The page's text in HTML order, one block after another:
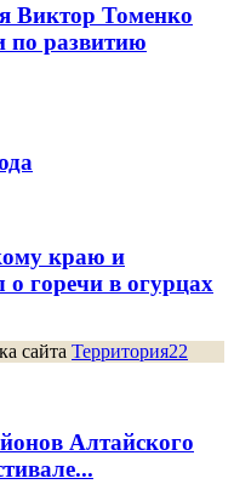
Виктор Томенко
по развитию
краю и
о горечи в огурцах
сайта Территория22
Алтайского